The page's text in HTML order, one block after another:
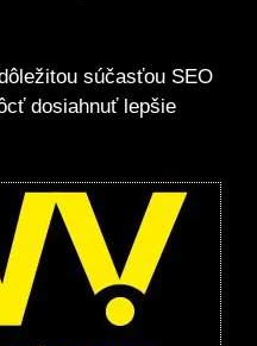
súčasťou SEO
dosiahnuť lepšie